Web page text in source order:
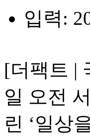
입력:
[더팩트 |
일 오전
린 ‘일상